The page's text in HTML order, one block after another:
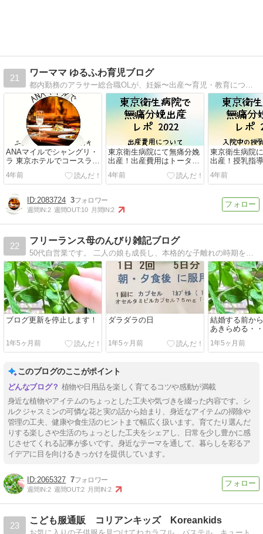
21
ワーママ ゆるふわ育児ブログ
都内勤務のアラサー総合職OLが、妊娠〜出産〜育児・教育について赤裸々に体験談を発信！
ANAマイルでシャングリ・
ラ 東京ホテルでコースラン
チ！【子連れ】
4年前
東京衛生病院にて無痛分娩
出産！出産費用はトータル
でどのくらいかかった？妊
婦検診の費用は？2022レポ
4年前
東京衛生病院
出産！授乳指
3時間ごとの
は？2022レポ
4年前
2083724 3
週間IN:2 週間OUT:10 月間IN:2
22
フリーランス母のんびり雑記ブログ
50代自営業です。 二人の娘も成長し、本格的な子離れの時期を迎えました。これからは自分のために楽しく過ごすをモットーに、新しい事に挑戦していきます。お酒大好き。
ブログ更新を停止します！
1年5ヶ月前
ダラダラの日
1年5ヶ月前
結婚する前か
あきらめる・
1年5ヶ月前
このブログのここがポイント
植物や日用品を楽しく育てるコツや感動が満載
身近な植物やアイテムのちょっとした工夫や気づきを綴った内容です。シ
ルクジャスミンの可憐な花と実の話から始まり、身近なアイテムの掃除や
管理の工夫、健康や食生活のヒントまで幅広く扱います。育てたり選んだ
りする楽しさや生活のちょっとした工夫をシェアし、日常を少し豊かに感
じさせてくれる記事が多いです。身近なテーマを通して、暮らしを彩るア
イデアに目を向けるきっかけを提供しています。
2065327 7
週間IN:2 週間OUT:2 月間IN:2
23
こども服通販 コリアンキッズ Koreankids